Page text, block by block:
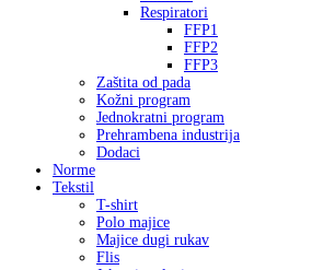
Respiratori
FFP1
FFP2
FFP3
Zaštita od pada
Kožni program
Jednokratni program
Prehrambena industrija
Dodaci
Norme
Tekstil
T-shirt
Polo majice
Majice dugi rukav
Flis